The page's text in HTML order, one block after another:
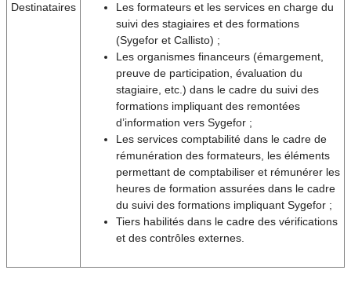
Destinataires
Les formateurs et les services en charge du
suivi des stagiaires et des formations
(Sygefor et Callisto) ;
Les organismes financeurs (émargement,
preuve de participation, évaluation du
stagiaire, etc.) dans le cadre du suivi des
formations impliquant des remontées
d’information vers Sygefor ;
Les services comptabilité dans le cadre de
rémunération des formateurs, les éléments
permettant de comptabiliser et rémunérer les
heures de formation assurées dans le cadre
du suivi des formations impliquant Sygefor ;
Tiers habilités dans le cadre des vérifications
et des contrôles externes.